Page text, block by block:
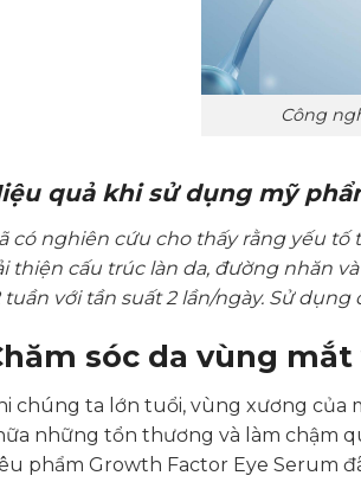
Công
quả khi sử dụng mỹ
có nghiên cứu cho thấy rằng yếu tố
thiện cấu trúc làn da, đường nhăn
tuần với tần suất 2 lần/ngày. Sử
sóc da vùng
chúng ta lớn tuổi, vùng xương của
những tổn thương và làm chậm
phẩm Growth Factor Eye Serum